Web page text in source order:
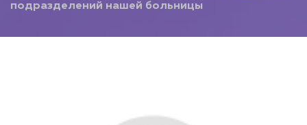
подразделений нашей больницы